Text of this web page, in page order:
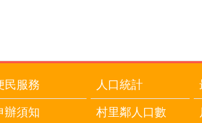
民服務
辦須知
人口統計
村里鄰人口數